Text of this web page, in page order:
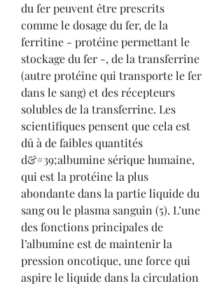
du fer peuvent être prescrits
comme le dosage du fer, de la
ferritine - protéine permettant le
stockage du fer -, de la transferrine
(autre protéine qui transporte le fer
dans le sang) et des récepteurs
solubles de la transferrine. Les
scientifiques pensent que cela est
dû à de faibles quantités
d&#39;albumine sérique humaine,
qui est la protéine la plus
abondante dans la partie liquide du
sang ou le plasma sanguin (5). L’une
des fonctions principales de
l’albumine est de maintenir la
pression oncotique, une force qui
aspire le liquide dans la circulation